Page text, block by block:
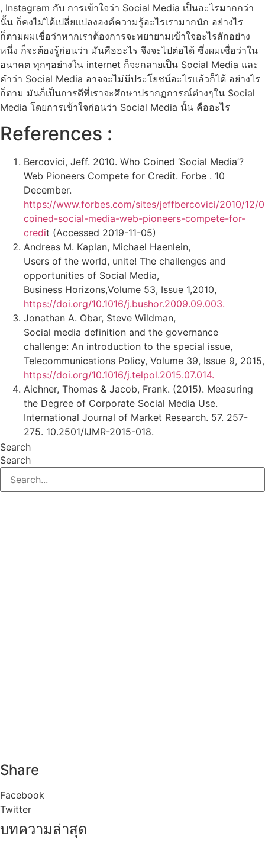
, Instagram กับ การเข้าใจว่า Social Media เป็นอะไรมากกว่า
นั้น ก็คงไม่ได้เปลี่ยแปลงองค์ความรู้อะไรเรามากนัก อย่างไร
ก็ตามผมเชื่อว่าหากเราต้องการจะพยายามเข้าใจอะไรสักอย่าง
หนึ่ง ก็จะต้องรู้ก่อนว่า มันคืออะไร จึงจะไปต่อได้ ซึ่งผมเชื่อว่าใน
อนาคต ทุกๆอย่างใน internet ก็จะกลายเป็น Social Media และ
คำว่า Social Media อาจจะไม่มีประโยชน์อะไรแล้วก็ได้ อย่างไร
ก็ตาม มันก็เป็นการดีที่เราจะศึกษาปรากฏการณ์ต่างๆใน Social
Media โดยการเข้าใจก่อนว่า Social Media นั้น คืออะไร
References :
Bercovici, Jeff. 2010. Who Coined ‘Social Media’?
Web Pioneers Compete for Credit. Forbe . 10
December.
https://www.forbes.com/sites/jeffbercovici/2010/12/
coined-social-media-web-pioneers-compete-for-
credit (Accessed 2019-11-05)
Andreas M. Kaplan, Michael Haenlein,
Users of the world, unite! The challenges and
opportunities of Social Media,
Business Horizons,Volume 53, Issue 1,2010,
https://doi.org/10.1016/j.bushor.2009.09.003.
Jonathan A. Obar, Steve Wildman,
Social media definition and the governance
challenge: An introduction to the special issue,
Telecommunications Policy, Volume 39, Issue 9, 2015,
https://doi.org/10.1016/j.telpol.2015.07.014.
Aichner, Thomas & Jacob, Frank. (2015). Measuring
the Degree of Corporate Social Media Use.
International Journal of Market Research. 57. 257-
275. 10.2501/IJMR-2015-018.
Search
Search
Share
Facebook
Twitter
บทความล่าสุด